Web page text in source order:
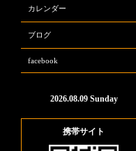
カレンダー
ブログ
facebook
2026.08.09 Sunday
携帯サイト